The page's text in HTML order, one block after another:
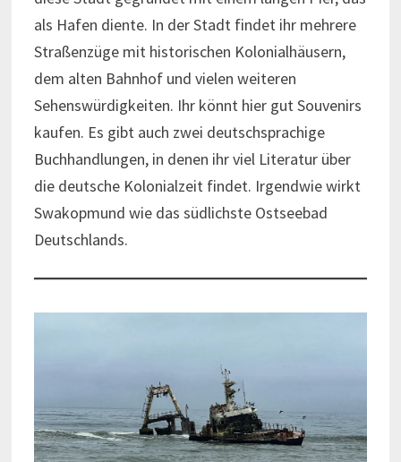
als Hafen diente. In der Stadt findet ihr mehrere
Straßenzüge mit historischen Kolonialhäusern,
dem alten Bahnhof und vielen weiteren
Sehenswürdigkeiten. Ihr könnt hier gut Souvenirs
kaufen. Es gibt auch zwei deutschsprachige
Buchhandlungen, in denen ihr viel Literatur über
die deutsche Kolonialzeit findet. Irgendwie wirkt
Swakopmund wie das südlichste Ostseebad
Deutschlands.